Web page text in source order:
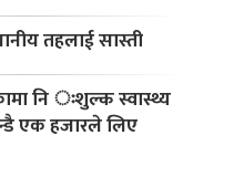
तहलाई सास्ती
नि ःशुल्क स्वास्थ्य
एक हजारले लिए